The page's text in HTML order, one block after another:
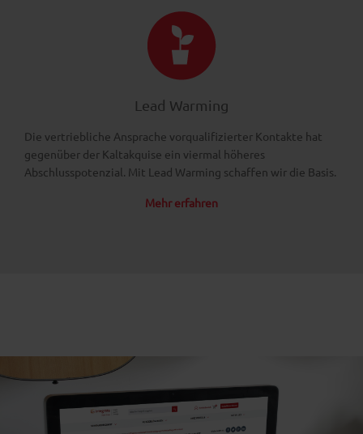
Lead Warming
Die vertriebliche Ansprache vorqualifizierter Kontakte hat
gegenüber der Kaltakquise ein viermal höheres
Abschlusspotenzial. Mit Lead Warming schaffen wir die Basis.
Mehr erfahren